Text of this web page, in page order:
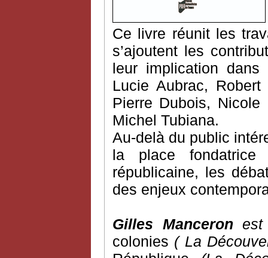
Ce livre réunit les
s’ajoutent les
leur implication
Lucie Aubrac,
Pierre Dubois,
Michel Tubiana.
Au-delà du public
la place fondatrice
républicaine, les
des enjeux
Gilles Manceronest
colonies ( La